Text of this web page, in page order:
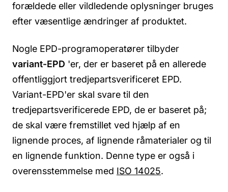
forældede eller vildledende oplysninger bruges
efter væsentlige ændringer af produktet.
Nogle EPD-programoperatører tilbyder
variant-EPD 'er, der er baseret på en allerede
offentliggjort tredjepartsverificeret EPD.
Variant-EPD'er skal svare til den
tredjepartsverificerede EPD, de er baseret på;
de skal være fremstillet ved hjælp af en
lignende proces, af lignende råmaterialer og til
en lignende funktion. Denne type er også i
overensstemmelse med ISO 14025.